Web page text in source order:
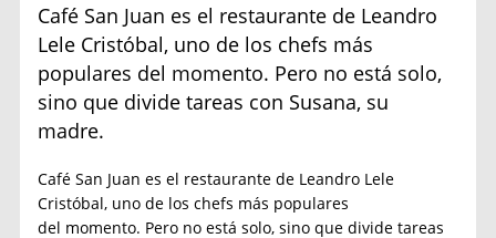
Café San Juan es el restaurante de Leandro
Lele Cristóbal, uno de los chefs más
populares del momento. Pero no está solo,
sino que divide tareas con Susana, su
madre.
Café San Juan es el restaurante de Leandro Lele
Cristóbal, uno de los chefs más populares
del momento. Pero no está solo, sino que divide tareas